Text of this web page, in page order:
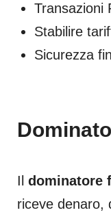
Transazioni
Stabilire
Sicurezza
Il dominatore
riceve denaro,